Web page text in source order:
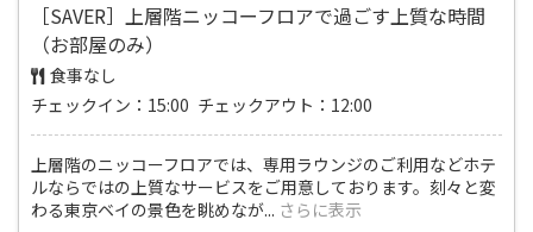
［SAVER］上層階ニッコーフロアで過ごす上質な時間
（お部屋のみ）
食事なし
チェックイン：15:00 チェックアウト：12:00
上層階のニッコーフロアでは、専用ラウンジのご利用などホテ
ルならではの上質なサービスをご用意しております。刻々と変
わる東京ベイの景色を眺めなが... さらに表示